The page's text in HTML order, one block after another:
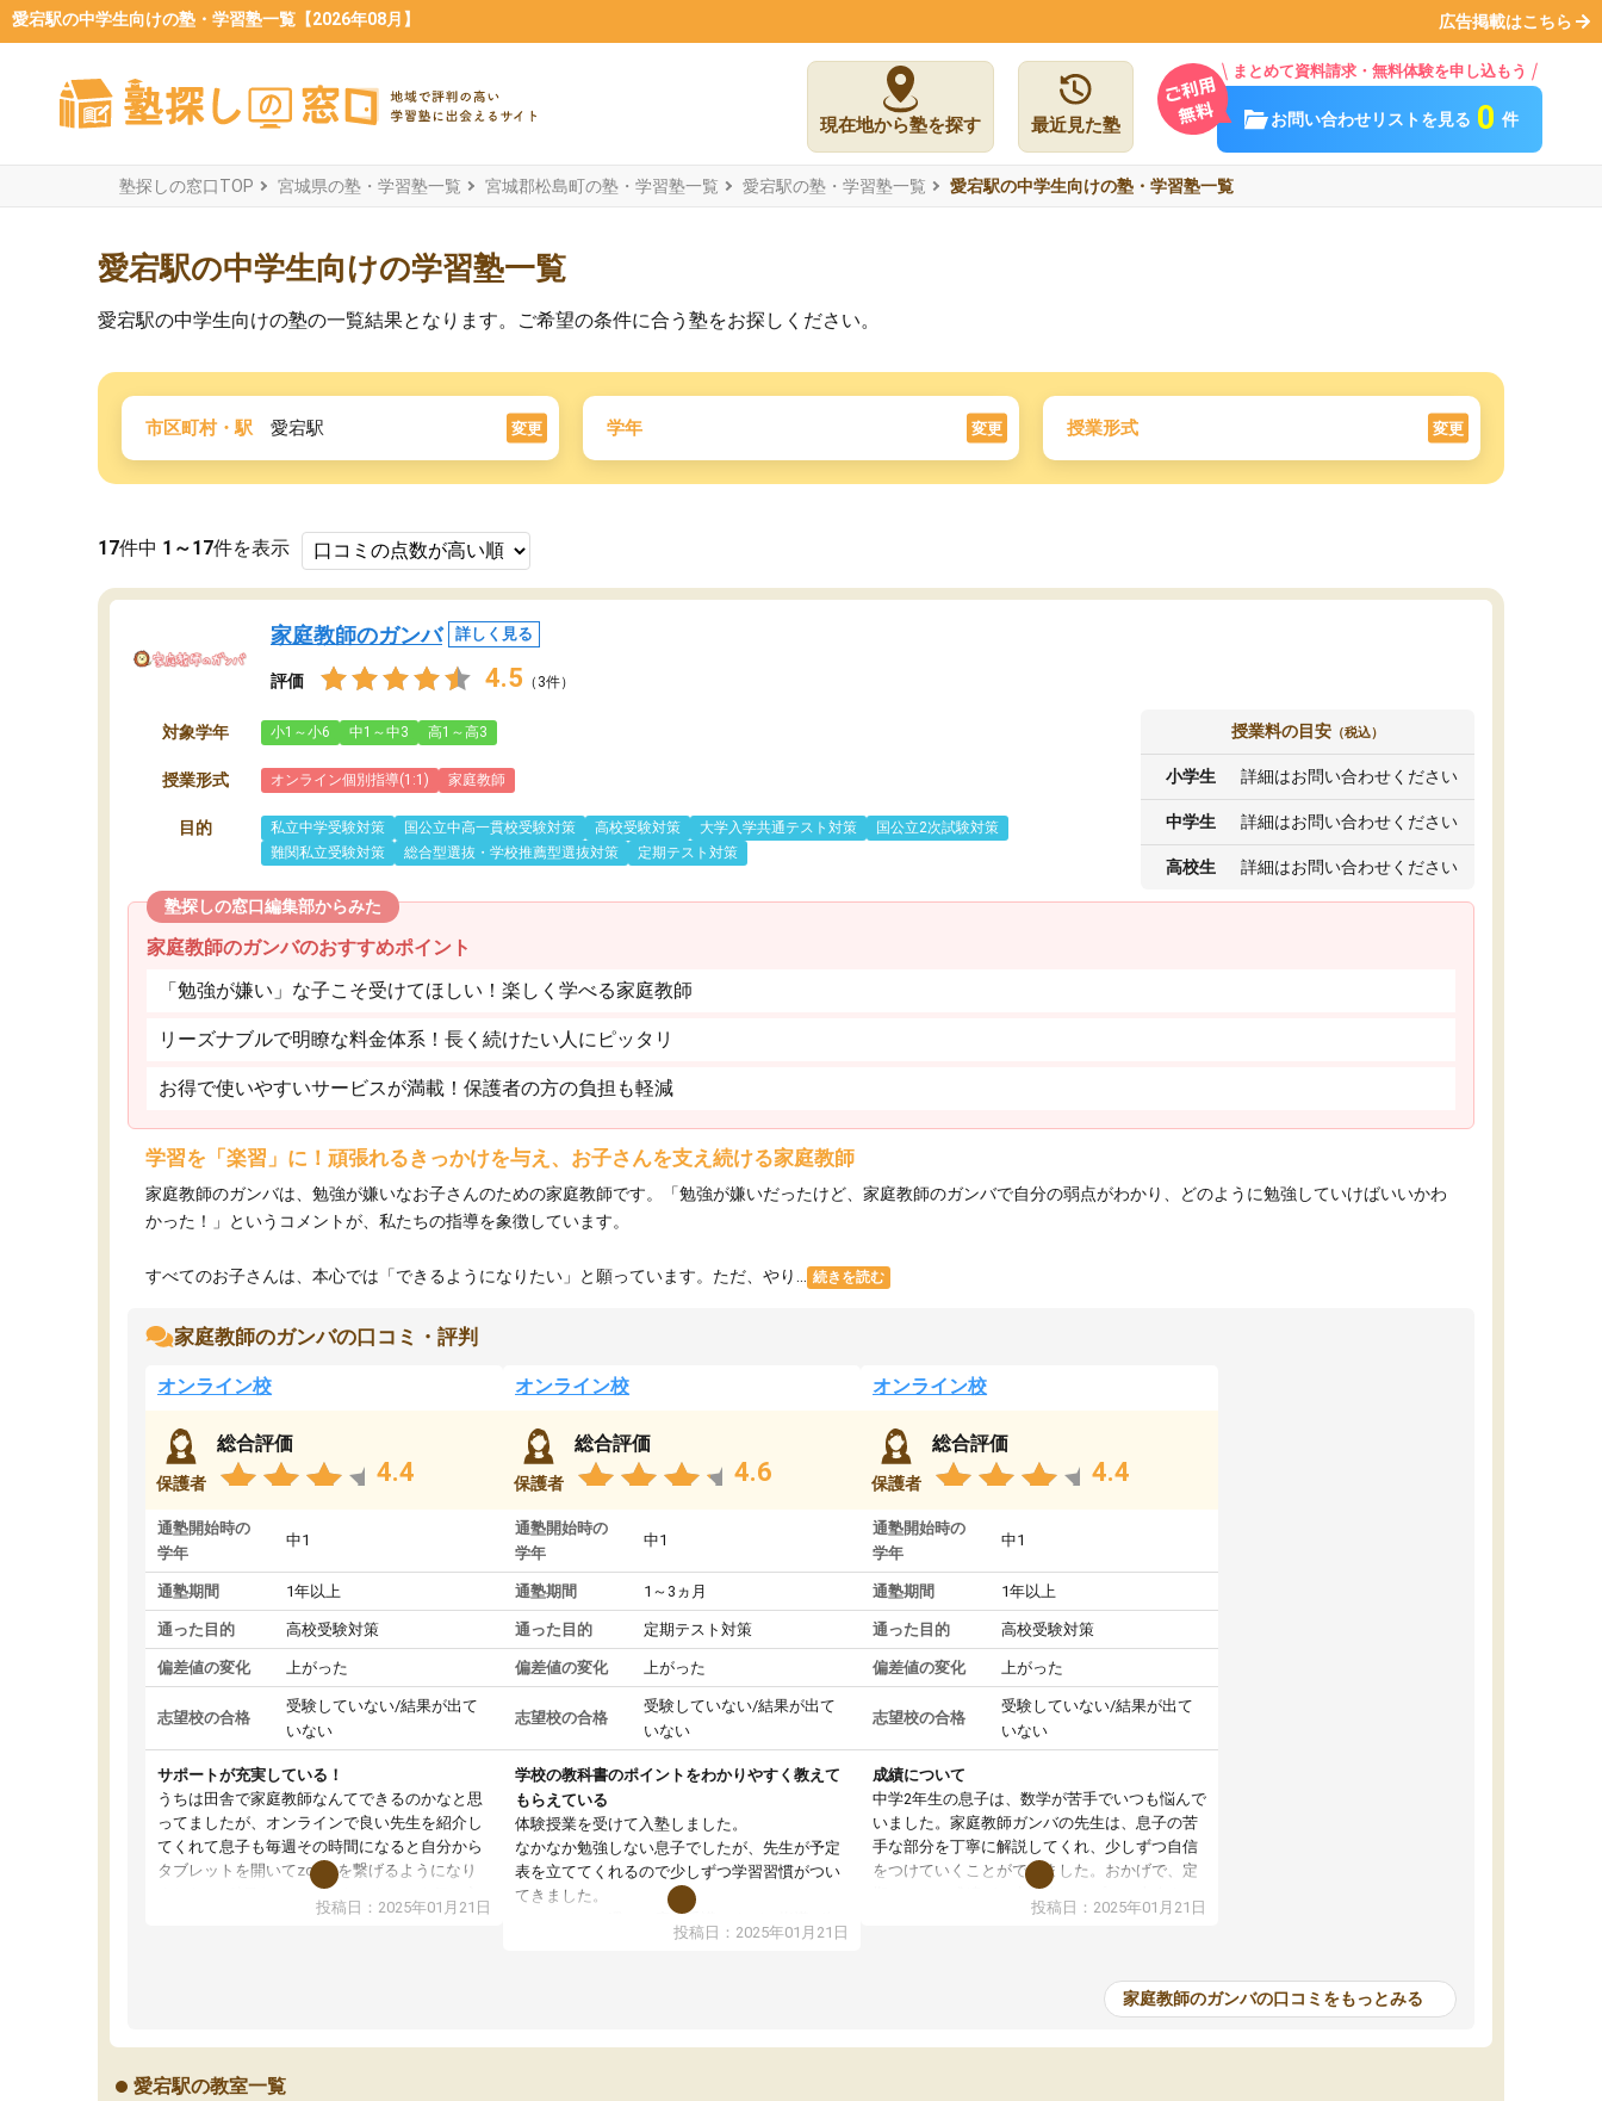
愛宕駅の中学生向けの塾・学習塾一覧【2026年08月】 広告掲載はこちら
現在地から塾を探す 最近見た塾
まとめて資料請求・無料体験を申し込もう
お問い合わせリストを見る 0 件
塾探しの窓口TOP 宮城県の塾・学習塾一覧 宮城郡松島町の塾・学習塾一覧 愛宕駅の塾・学習塾一覧 愛宕駅の中学生向けの塾・学習塾一覧
愛宕駅の中学生向けの学習塾一覧
愛宕駅の中学生向けの塾の一覧結果となります。ご希望の条件に合う塾をお探しください。
市区町村・駅 愛宕駅 変更 学年 変更 授業形式 変更
17件中 1～17件を表示
家庭教師のガンバ 詳しく見る
評価 4.5 （3件）
対象学年 小1～小6 中1～中3 高1～高3
授業形式 オンライン個別指導(1:1) 家庭教師
目的 私立中学受験対策 国公立中高一貫校受験対策 高校受験対策 大学入学共通テスト対策
国公立2次試験対策
難関私立受験対策
総合型選抜・学校推薦型選抜対策 定期テスト対策
授業料の目安 （税込）
小学生 詳細はお問い合わせください
中学生 詳細はお問い合わせください
高校生 詳細はお問い合わせください
塾探しの窓口編集部からみた
家庭教師のガンバのおすすめポイント
「勉強が嫌い」な子こそ受けてほしい！楽しく学べる家庭教師
リーズナブルで明瞭な料金体系！長く続けたい人にピッタリ
お得で使いやすいサービスが満載！保護者の方の負担も軽減
学習を「楽習」に！頑張れるきっかけを与え、お子さんを支え続ける家庭教師
家庭教師のガンバは、勉強が嫌いなお子さんのための家庭教師です。「勉強が嫌いだったけど、家庭教師のガンバで自分の弱点がわかり、どのように勉強していけばいいかわ
かった！」というコメントが、私たちの指導を象徴しています。
すべてのお子さんは、本心では「できるようになりたい」と願っています。ただ、やり... 続きを読む
家庭教師のガンバの口コミ・評判
オンライン校
保護者
総合評価
4.4
通塾開始時の
学年
中1
通塾期間 1年以上
通った目的 高校受験対策
偏差値の変化 上がった
志望校の合格
受験していない/結果が出て
いない
サポートが充実している！
うちは田舎で家庭教師なんてできるのかなと思
ってましたが、オンラインで良い先生を紹介し
てくれて息子も毎週その時間になると自分から
タブレットを開いてzoomを繋げるようになり
ました！5科目なんでもOKなのもとても気に入
投稿日：2025年01月21日
オンライン校
保護者
総合評価
4.6
通塾開始時の
学年
中1
通塾期間 1～3ヵ月
通った目的 定期テスト対策
偏差値の変化 上がった
志望校の合格
受験していない/結果が出て
いない
学校の教科書のポイントをわかりやすく教えて
もらえている
体験授業を受けて入塾しました。
なかなか勉強しない息子でしたが、先生が予定
表を立ててくれるので少しずつ学習習慣がつい
てきました。
オンラインで週に一度の受講ですが、指導が無
い日も予定表に基づいて勉強したり、LINEでわ
投稿日：2025年01月21日
オンライン校
保護者
総合評価
4.4
通塾開始時の
学年
中1
通塾期間 1年以上
通った目的 高校受験対策
偏差値の変化 上がった
志望校の合格
受験していない/結果が出て
いない
成績について
中学2年生の息子は、数学が苦手でいつも悩んで
いました。家庭教師ガンバの先生は、息子の苦
手な部分を丁寧に解説してくれ、少しずつ自信
をつけていくことができました。おかげで、定
期テストの成績が10点以上アップし、本人もと
投稿日：2025年01月21日
家庭教師のガンバの口コミをもっとみる
愛宕駅の教室一覧